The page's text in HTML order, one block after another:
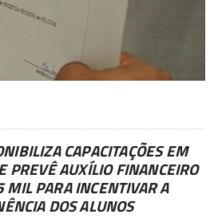
CAPACITAÇÕES EM
PREVÊ AUXÍLIO FINANCEIRO
MIL PARA INCENTIVAR A
DOS ALUNOS